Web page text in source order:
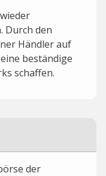
Durch den
Händler auf
beständige
schaffen.
der